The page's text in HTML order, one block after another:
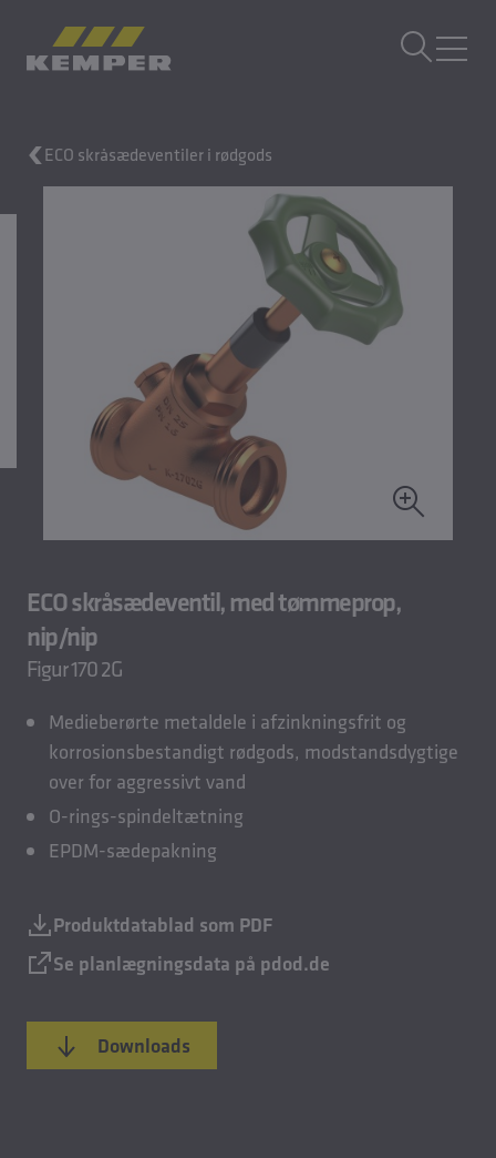
DA| DK Sprogskifter
ECO skråsædeventiler i rødgods
ECO skråsædeventil, med tømmeprop,
nip/nip
Figur 170 2G
Medieberørte metaldele i afzinkningsfrit og
korrosionsbestandigt rødgods, modstandsdygtige
over for aggressivt vand
O-rings-spindeltætning
EPDM-sædepakning
Produktdatablad som PDF
Se planlægningsdata på pdod.de
Downloads